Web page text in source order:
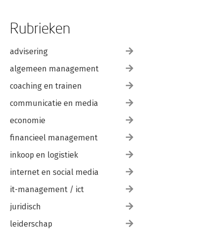
Rubrieken
advisering
algemeen management
coaching en trainen
communicatie en media
economie
financieel management
inkoop en logistiek
internet en social media
it-management / ict
juridisch
leiderschap